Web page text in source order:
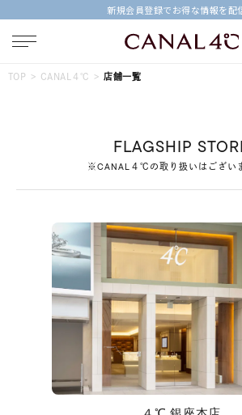
新規会員登録でお得な情報を配
#ダイヤモンド ネックレス
#ペア #エタニティ
TOP CANAL４℃ 店舗一覧
FLAGSHIP
※CANAL４℃の取り扱いはござい